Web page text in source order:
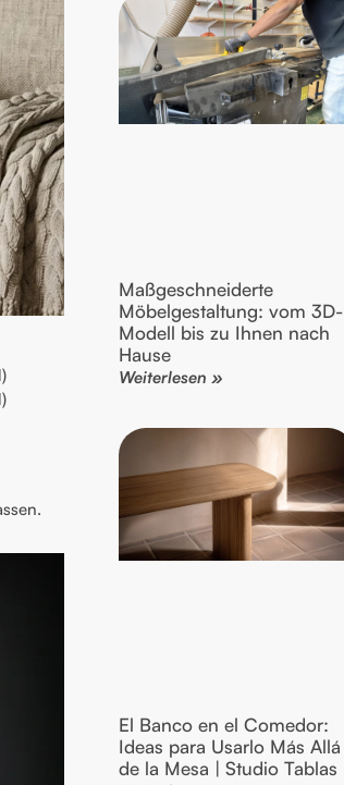
Maßgeschneiderte
Möbelgestaltung: vom 3D-
Modell bis zu Ihnen nach
Hause
Weiterlesen »
El Banco en el Comedor:
Ideas para Usarlo Más Allá
de la Mesa | Studio Tablas